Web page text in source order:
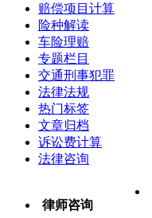
赔偿项目计算
险种解读
车险理赔
专题栏目
交通刑事犯罪
法律法规
热门标签
文章归档
诉讼费计算
法律咨询
律师咨询